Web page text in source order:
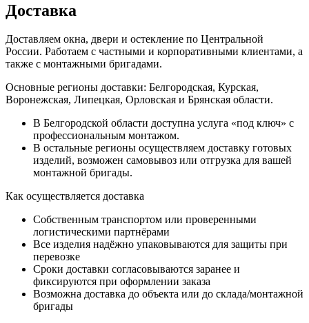
Доставка
Доставляем окна, двери и остекление по Центральной
России. Работаем с частными и корпоративными клиентами, а
также с монтажными бригадами.
Основные регионы доставки: Белгородская, Курская,
Воронежская, Липецкая, Орловская и Брянская области.
В Белгородской области доступна услуга «под ключ» с
профессиональным монтажом.
В остальные регионы осуществляем доставку готовых
изделий, возможен самовывоз или отгрузка для вашей
монтажной бригады.
Как осуществляется доставка
Собственным транспортом или проверенными
логистическими партнёрами
Все изделия надёжно упаковываются для защиты при
перевозке
Сроки доставки согласовываются заранее и
фиксируются при оформлении заказа
Возможна доставка до объекта или до склада/монтажной
бригады